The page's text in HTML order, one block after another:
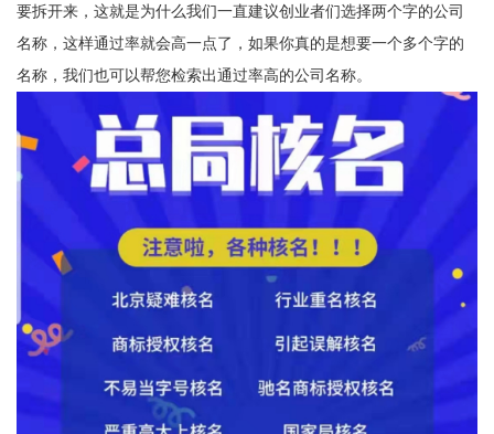
要拆开来，这就是为什么我们一直建议创业者们选择两个字的公司
名称，这样通过率就会高一点了，如果你真的是想要一个多个字的
名称，我们也可以帮您检索出通过率高的公司名称。